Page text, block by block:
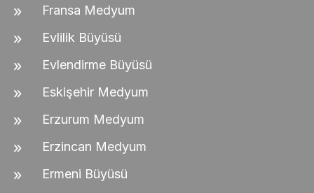
Fransa Medyum
Evlilik Büyüsü
Evlendirme Büyüsü
Eskişehir Medyum
Erzurum Medyum
Erzincan Medyum
Ermeni Büyüsü